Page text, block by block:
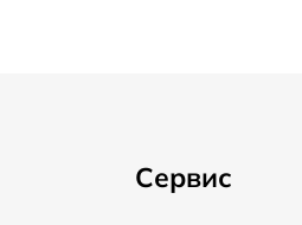
Сервис